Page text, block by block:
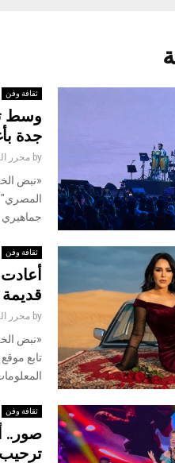
ثقافة وفن
وسط
جدة
by محرر
«نبض
المصري"
جماهيري
ثقافة وفن
أعادت
قديمة
by محرر
«نبض
تابع
ثقافة وفن
صور..